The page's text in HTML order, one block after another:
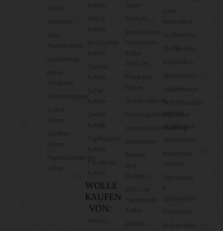
News
Gute
Nachrichten!
Leselounge
Neue
Produkte
Selbermachen
T-Shirt
Stofftier
Patchworkdecke
häkeln
Mütze
häkeln
Kuscheltier
häkeln
Tasche
häkeln
häkeln
Topflappen
häkeln
Fäustlinge
häkeln
WOLLE
KAUFEN
VON:
Team
Kontakt
Mediadaten
Kultur
2025/26
Produkte
testen
Widerrufsrecht
Nutzungsbedingungen
Datenschutzerklärung
Kultur
Wollke –
Merkzettel
Stoffrechner
Stofflexikon
Nählexikon
Stricklexikon
Häkellexikon
Schnittmuster-
Lexikon
Wolllexikon
Sticklexikon
Makramee-
Lexikon
Patchwork-
&
Quiltlexikon
Weblexikon